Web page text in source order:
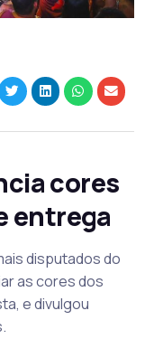
cores
entrega
disputados do
as cores dos
e divulgou